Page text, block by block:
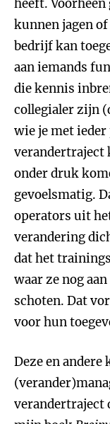
heeft.
kunnen jagen
bedrijf kan
aan iemands
die kennis
collegialer zijn
wie je met
verandertraject
onder druk
gevoelsmatig.
operators uit
verandering
dat het
waar ze nog
schoten. Dat
voor hun
Deze en
verandertraject